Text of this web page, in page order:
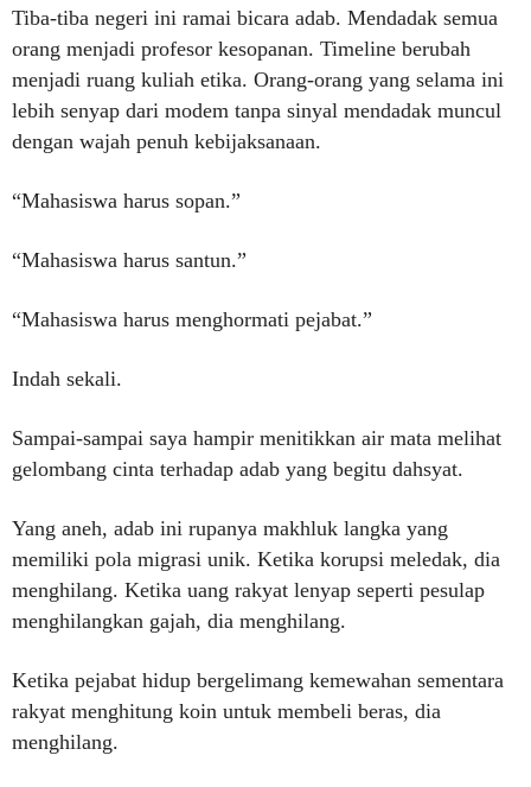
Tiba-tiba negeri ini ramai bicara adab. Mendadak semua
orang menjadi profesor kesopanan. Timeline berubah
menjadi ruang kuliah etika. Orang-orang yang selama ini
lebih senyap dari modem tanpa sinyal mendadak muncul
dengan wajah penuh kebijaksanaan.
“Mahasiswa harus sopan.”
“Mahasiswa harus santun.”
“Mahasiswa harus menghormati pejabat.”
Indah sekali.
Sampai-sampai saya hampir menitikkan air mata melihat
gelombang cinta terhadap adab yang begitu dahsyat.
Yang aneh, adab ini rupanya makhluk langka yang
memiliki pola migrasi unik. Ketika korupsi meledak, dia
menghilang. Ketika uang rakyat lenyap seperti pesulap
menghilangkan gajah, dia menghilang.
Ketika pejabat hidup bergelimang kemewahan sementara
rakyat menghitung koin untuk membeli beras, dia
menghilang.